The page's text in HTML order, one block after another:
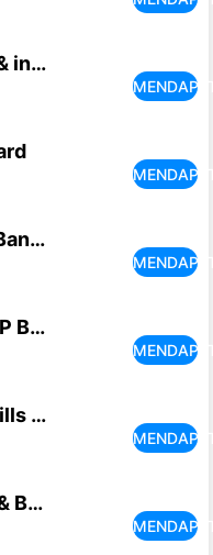
moomoo: trading & investing
OnePay – Mobile Banking
Propel EBT & SNAP Benefits
Rocket Money - Bills & Budgets
Dave - Fast Cash & Banking